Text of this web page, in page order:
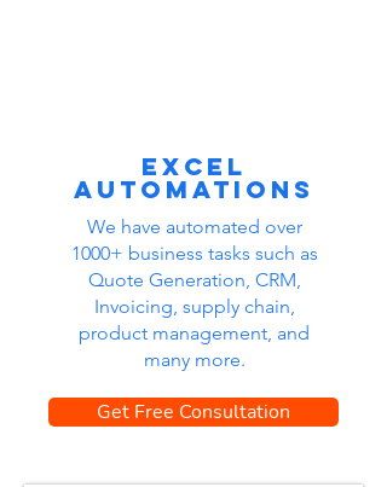
Excel
automations
We have automated over
1000+ business tasks such as
Quote Generation, CRM,
Invoicing, supply chain,
product management, and
many more.
Get Free Consultation